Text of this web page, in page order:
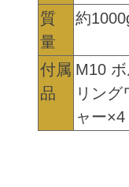
質
量
約
付属
品
M10
リング
ャー×4